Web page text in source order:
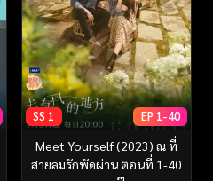
SS 1 EP 1-40
Meet Yourself (2023) ณ ที่
สายลมรักพัดผ่าน ตอนที่ 1-40